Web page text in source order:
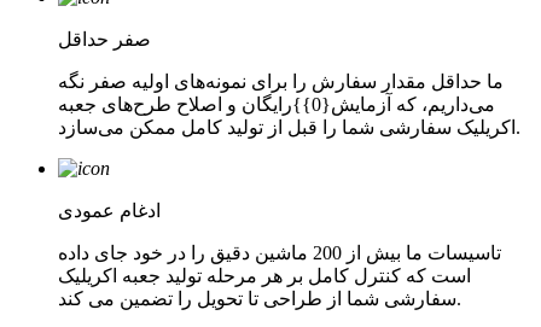
صفر حداقل
ما حداقل مقدار سفارش را برای نمونه‌های اولیه صفر نگه
می‌داریم، که آزمایش{0}}رایگان و اصلاح طرح‌های جعبه
اکریلیک سفارشی شما را قبل از تولید کامل ممکن می‌سازد.
ادغام عمودی
تاسیسات ما بیش از 200 ماشین دقیق را در خود جای داده
است که کنترل کامل بر هر مرحله تولید جعبه اکریلیک
سفارشی شما از طراحی تا تحویل را تضمین می کند.